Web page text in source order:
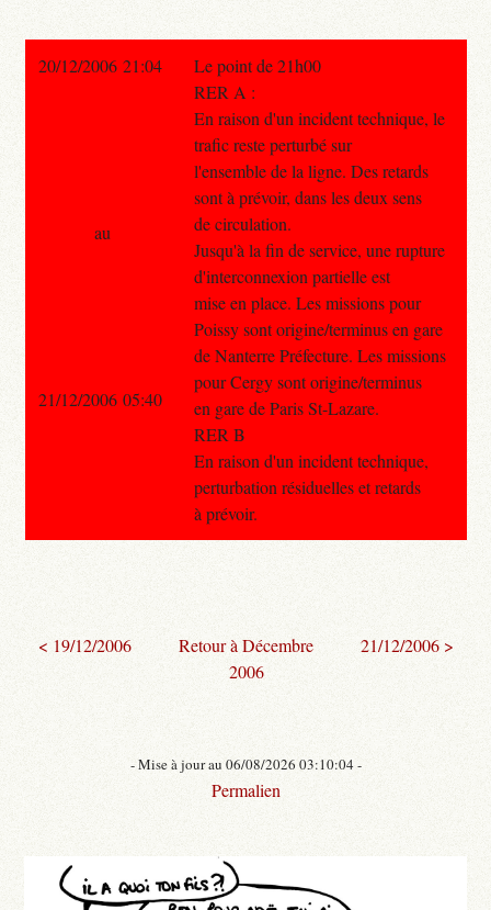
20/12/2006 21:04
Le point de 21h00
RER A :
En raison d'un incident technique, le
trafic reste perturbé sur
l'ensemble de la ligne. Des retards
sont à prévoir, dans les deux sens
de circulation.
Jusqu'à la fin de service, une rupture
d'interconnexion partielle est
mise en place. Les missions pour
Poissy sont origine/terminus en gare
de Nanterre Préfecture. Les missions
pour Cergy sont origine/terminus
en gare de Paris St-Lazare.
RER B
En raison d'un incident technique,
perturbation résiduelles et retards
à prévoir.
au
21/12/2006 05:40
< 19/12/2006
Retour à Décembre
2006
21/12/2006 >
- Mise à jour au 06/08/2026 03:10:04 -
Permalien